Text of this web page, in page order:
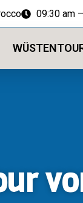
09:30 am